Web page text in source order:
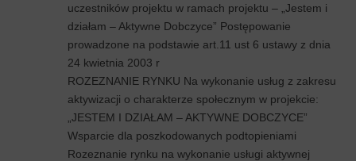
uczestników projektu w ramach projektu – „Jestem i
działam – Aktywne Dobczyce” Postępowanie
prowadzone na podstawie art.11 ust 6 ustawy z dnia
24 kwietnia 2003 r
ROZEZNANIE RYNKU Na wykonanie usług z zakresu
aktywizacji o charakterze społecznym w projekcie:
„JESTEM I DZIAŁAM – AKTYWNE DOBCZYCE”
Wsparcie dla poszkodowanych podtopieniami
Rozeznanie rynku na wykonanie usługi aktywnej